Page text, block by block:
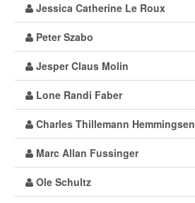
Jessica Catherine Le Roux
Peter Szabo
Jesper Claus Molin
Lone Randi Faber
Charles Thillemann Hemmingsen
Marc Allan Fussinger
Ole Schultz